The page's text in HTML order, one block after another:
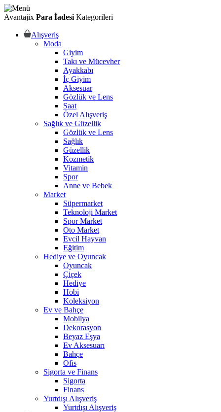
Avantajix Para İadesi Kategorileri
Alışveriş
Moda
Giyim
Takı ve Mücevher
Ayakkabı
İç Giyim
Aksesuar
Gözlük ve Lens
Saat
Özel Alışveriş
Sağlık ve Güzellik
Gözlük ve Lens
Sağlık
Güzellik
Kozmetik
Vitamin
Spor
Anne ve Bebek
Market
Süpermarket
Teknoloji Market
Spor Market
Oto Market
Evcil Hayvan
Eğitim
Hediye ve Oyuncak
Oyuncak
Çiçek
Hediye
Hobi
Koleksiyon
Ev ve Bahçe
Mobilya
Dekorasyon
Beyaz Eşya
Ev Aksesuarı
Bahçe
Ofis
Sigorta ve Finans
Sigorta
Finans
Yurtdışı Alışveriş
Yurtdışı Alışveriş